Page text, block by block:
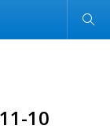
Обычная версия
10